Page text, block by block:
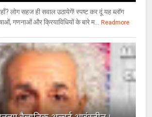
लोग सहज ही सवाल उठायेगें! स्पष्ट कर दूं यह ब्लॉग
गणनाओं और क्रियाविधियों के बारे म... Readmore